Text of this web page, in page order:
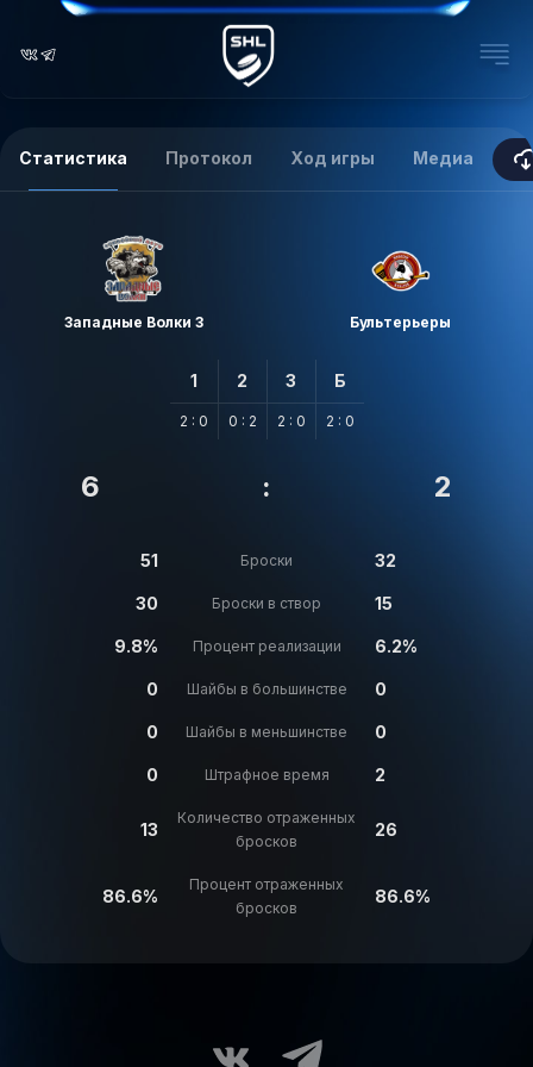
Статистика Протокол Ход игры Медиа
Западные Волки 3 Бультерьеры
1
2 : 0
2
0 : 2
3
2 : 0
Б
2 : 0
6 : 2
51 Броски 32
30 Броски в створ 15
9.8% Процент реализации 6.2%
0 Шайбы в большинстве 0
0 Шайбы в меньшинстве 0
0 Штрафное время 2
13
Количество отраженных
бросков
26
86.6%
Процент отраженных
бросков
86.6%